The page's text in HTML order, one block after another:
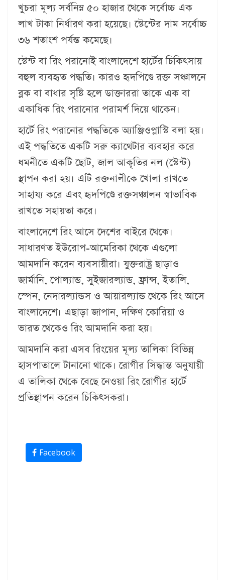
খুচরা মূল্য সর্বনিম্ন ৫০ হাজার থেকে সর্বোচ্চ এক
লাখ টাকা নির্ধারণ করা হয়েছে। স্টেন্টের দাম সর্বোচ্চ
৩৬ শতাংশ পর্যন্ত কমেছে।
স্টেন্ট বা রিং পরানোই বাংলাদেশে হার্টের চিকিৎসায়
বহুল ব্যবহৃত পদ্ধতি। কারও হৃদপিণ্ডে রক্ত সঞ্চালনে
ব্লক বা বাধার সৃষ্টি হলে ডাক্তাররা তাকে এক বা
একাধিক রিং পরানোর পরামর্শ দিয়ে থাকেন।
হার্টে রিং পরানোর পদ্ধতিকে অ্যাঞ্জিওপ্লাস্টি বলা হয়।
এই পদ্ধতিতে একটি সরু ক্যাথেটার ব্যবহার করে
ধমনীতে একটি ছোট, জাল আকৃতির নল (স্টেন্ট)
স্থাপন করা হয়। এটি রক্তনালীকে খোলা রাখতে
সাহায্য করে এবং হৃদপিণ্ডে রক্ত​সঞ্চালন স্বাভাবিক
রাখতে সহায়তা করে।
বাংলাদেশে রিং আসে দেশের বাইরে থেকে।
সাধারণত ইউরোপ-আমেরিকা থেকে এগুলো
আমদানি করেন ব্যবসায়ীরা। যুক্তরাষ্ট্র ছাড়াও
জার্মানি, পোল্যান্ড, সুইজারল্যান্ড, ফ্রান্স, ইতালি,
স্পেন, নেদারল্যান্ডস ও আয়ারল্যান্ড থেকে রিং আসে
বাংলাদেশে। এছাড়া জাপান, দক্ষিণ কোরিয়া ও
ভারত থেকেও রিং আমদানি করা হয়।
আমদানি করা এসব রিংয়ের মূল্য তালিকা বিভিন্ন
হাসপাতালে টানানো থাকে। রোগীর সিদ্ধান্ত অনুযায়ী
এ তালিকা থেকে বেছে নেওয়া রিং রোগীর হার্টে
প্রতিস্থাপন করেন চিকিৎসকরা।
Facebook